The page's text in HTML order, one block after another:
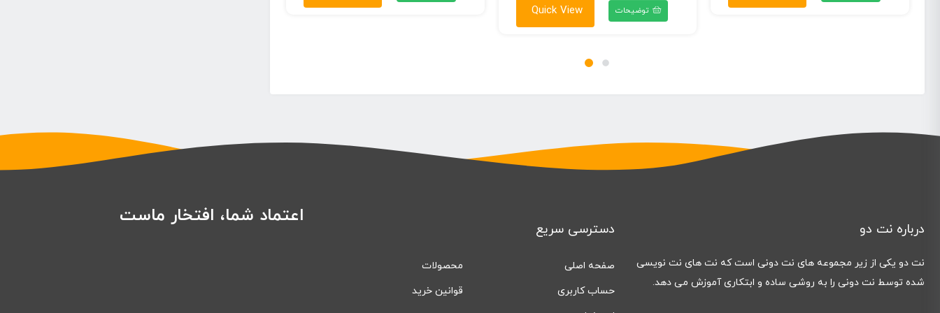
توضیحات Quick View
درباره نت دو
نت دو یکی از زیر مجموعه های نت دونی است که نت های نت نویسی
شده توسط نت دونی را به روشی ساده و ابتکاری آموزش می دهد.
دسترسی سریع
صفحه اصلی
محصولات
حساب کاربری
قوانین خرید
اعتماد شما، افتخار ماست